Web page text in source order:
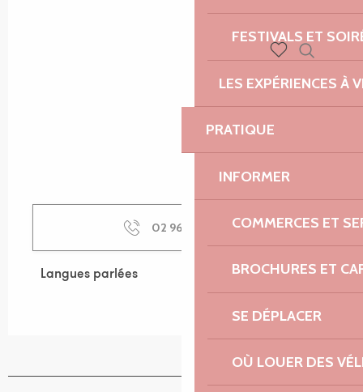
FESTIVALS ET
LES EXPÉRIENCES À
PRATIQUE
INFORMER
COMMERCES ET
BROCHURES ET
SE DÉPLACER
OÙ LOUER DES
Voir les favoris
02 96 04 04 ▒▒
Langues parlées
Langues parlées